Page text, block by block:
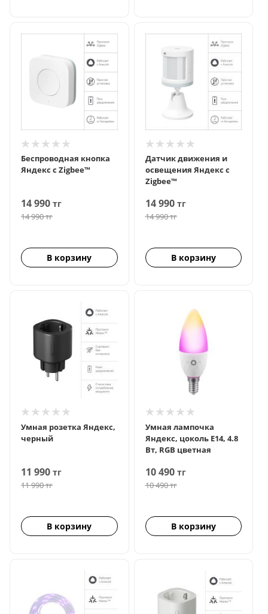
Беспроводная кнопка
Яндекс с Zigbee™
14 990 тг
14 990тг
В корзину
Датчик движения и
освещения Яндекс с
Zigbee™
14 990тг
14 990тг
В корзину
Умная розетка Яндекс,
черный
11 990 тг
11 990тг
В корзину
Умная лампочка
Яндекс, цоколь Е14, 4.8
Вт, RGB цветная
10 490тг
10 490тг
В корзину